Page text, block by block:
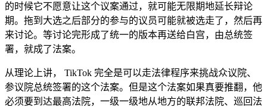
的时候它不愿意让这个议案通过，就可能无限期地延长辩论
期。拖到大选之后部分的参与的议员可能就被选走了，然后再
来讨论。等讨论完形成了统一的版本再送给白宫，由总统签
署，就成了法案。
从理论上讲， TikTok 完全是可以走法律程序来挑战众议院、
参议院总统签署的这个法案。但是这个法案如果真要推翻，他
必须要到达最高法院，一级一级地从地方的联邦法院、巡回法